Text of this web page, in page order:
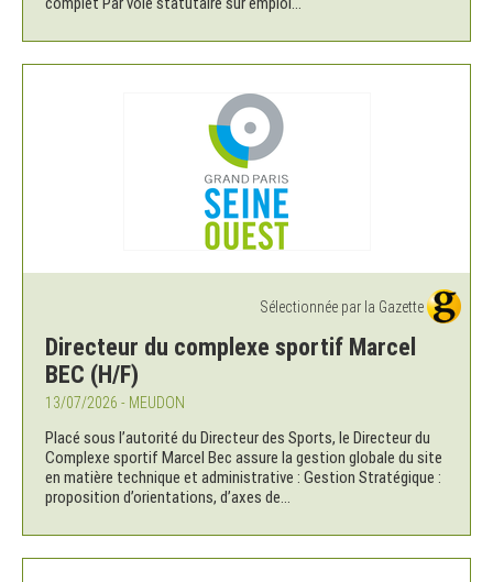
Sélectionnée par la Gazette
Directeur du complexe sportif Marcel
BEC (H/F)
13/07/2026 - MEUDON
Placé sous l’autorité du Directeur des Sports, le Directeur du
Complexe sportif Marcel Bec assure la gestion globale du site
en matière technique et administrative : Gestion Stratégique :
proposition d’orientations, d’axes de...